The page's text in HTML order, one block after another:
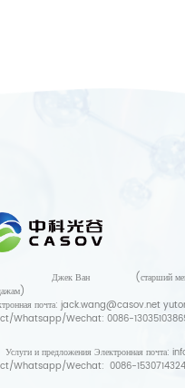
Джек Ван
(старший
почта:jack.wang@casov.net
Whatsapp/Wechat:0086-
Услуги и предложенияЭлектронная почта:
Whatsapp/Wechat:0086-